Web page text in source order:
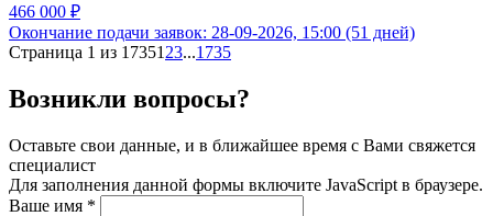
466 000 ₽
Окончание подачи заявок: 28-09-2026, 15:00 (51 дней)
Страница 1 из 17351 23...1735
Возникли вопросы?
Оставьте свои данные, и в ближайшее время с Вами свяжется
специалист
Для заполнения данной формы включите JavaScript в браузере.
Ваше имя *